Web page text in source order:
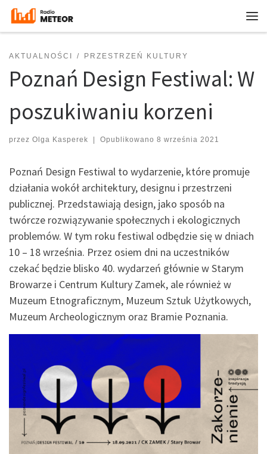
Przejdź do treści
AKTUALNOŚCI PRZESTRZEŃ KULTURY
Poznań Design Festiwal: W
poszukiwaniu korzeni
przez Olga Kasperek Opublikowano 8 września 2021
Poznań Design Festiwal to wydarzenie, które promuje
działania wokół architektury, designu i przestrzeni
publicznej. Przedstawiają design, jako sposób na
twórcze rozwiązywanie społecznych i ekologicznych
problemów. W tym roku festiwal odbędzie się w dniach
10 – 18 września. Przez osiem dni na uczestników
czekać będzie blisko 40. wydarzeń głównie w Starym
Browarze i Centrum Kultury Zamek, ale również w
Muzeum Etnograficznym, Muzeum Sztuk Użytkowych,
Muzeum Archeologicznym oraz Bramie Poznania.